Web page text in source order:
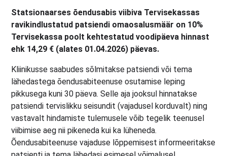
Statsionaarses õendusabis viibiva Tervisekassas
ravikindlustatud patsiendi omaosalusmäär on 10%
Tervisekassa poolt kehtestatud voodipäeva hinnast
ehk 14,29 € (alates 01.04.2026) päevas.
Kliinikusse saabudes sõlmitakse patsiendi või tema
lähedastega õendusabiteenuse osutamise leping
pikkusega kuni 30 päeva. Selle aja jooksul hinnatakse
patsiendi tervislikku seisundit (vajadusel korduvalt) ning
vastavalt hindamiste tulemusele võib tegelik teenusel
viibimise aeg nii pikeneda kui ka lüheneda.
Õendusabiteenuse vajaduse lõppemisest informeeritakse